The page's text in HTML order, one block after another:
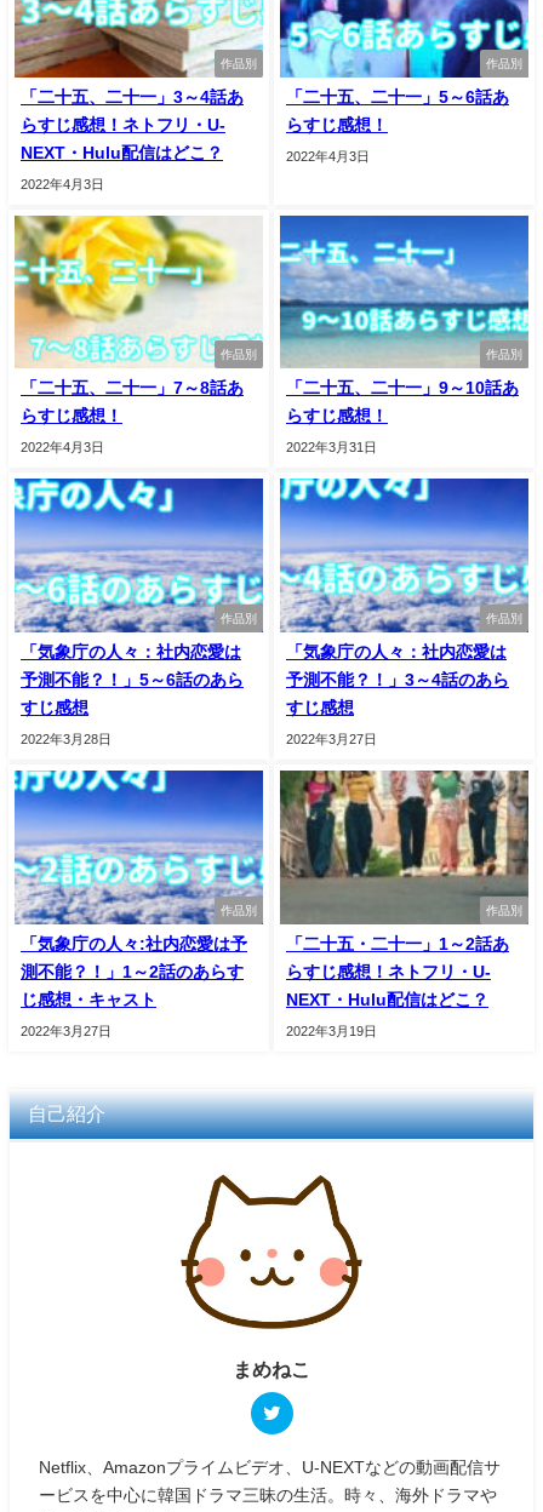
作品別
「二十五、二十一」3～4話あ
らすじ感想！ネトフリ・U-
NEXT・Hulu配信はどこ？
2022年4月3日
作品別
「二十五、二十一」5～6話あ
らすじ感想！
2022年4月3日
作品別
「二十五、二十一」7～8話あ
らすじ感想！
2022年4月3日
作品別
「二十五、二十一」9～10話あ
らすじ感想！
2022年3月31日
作品別
「気象庁の人々：社内恋愛は
予測不能？！」5～6話のあら
すじ感想
2022年3月28日
作品別
「気象庁の人々：社内恋愛は
予測不能？！」3～4話のあら
すじ感想
2022年3月27日
作品別
「気象庁の人々:社内恋愛は予
測不能？！」1～2話のあらす
じ感想・キャスト
2022年3月27日
作品別
「二十五・二十一」1～2話あ
らすじ感想！ネトフリ・U-
NEXT・Hulu配信はどこ？
2022年3月19日
自己紹介
まめねこ
Netflix、Amazonプライムビデオ、U-NEXTなどの動画配信サ
ービスを中心に韓国ドラマ三昧の生活。時々、海外ドラマや